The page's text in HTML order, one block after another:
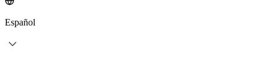
Español